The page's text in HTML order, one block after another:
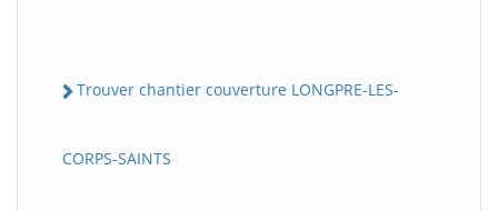
Trouver chantier couverture LONGPRE-LES-
CORPS-SAINTS